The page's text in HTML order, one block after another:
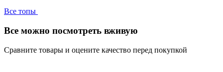
Все топы
Все можно посмотреть вживую
Сравните товары и оцените качество перед покупкой